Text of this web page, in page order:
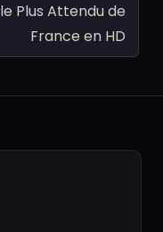
le Plus Attendu de
France en HD